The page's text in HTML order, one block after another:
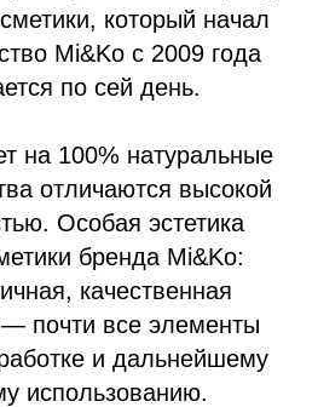
который начал
Mi&Ko с 2009 года
по сей день.
на 100% натуральные
отличаются высокой
Особая эстетика
бренда Mi&Ko:
качественная
— почти все элементы
и дальнейшему
использованию.